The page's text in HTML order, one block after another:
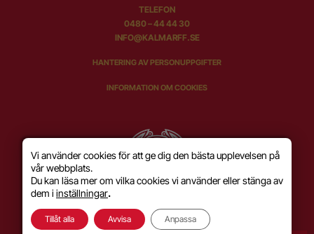
TELEFON
0480 – 44 44 30
INFO@KALMARFF.SE
HANTERING AV PERSONUPPGIFTER
INFORMATION OM COOKIES
Vi använder cookies för att ge dig den bästa upplevelsen på
vår webbplats.
Du kan läsa mer om vilka cookies vi använder eller stänga av
dem i inställningar.
Tillåt alla Avvisa Anpassa